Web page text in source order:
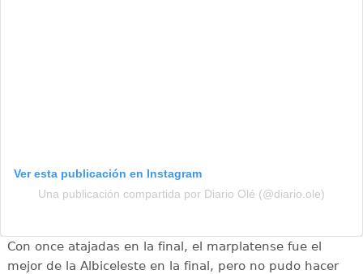
Ver esta publicación en Instagram
Una publicación compartida por Diario Olé (@diario.ole)
Con once atajadas en la final, el marplatense fue el
mejor de la Albiceleste en la final, pero no pudo hacer